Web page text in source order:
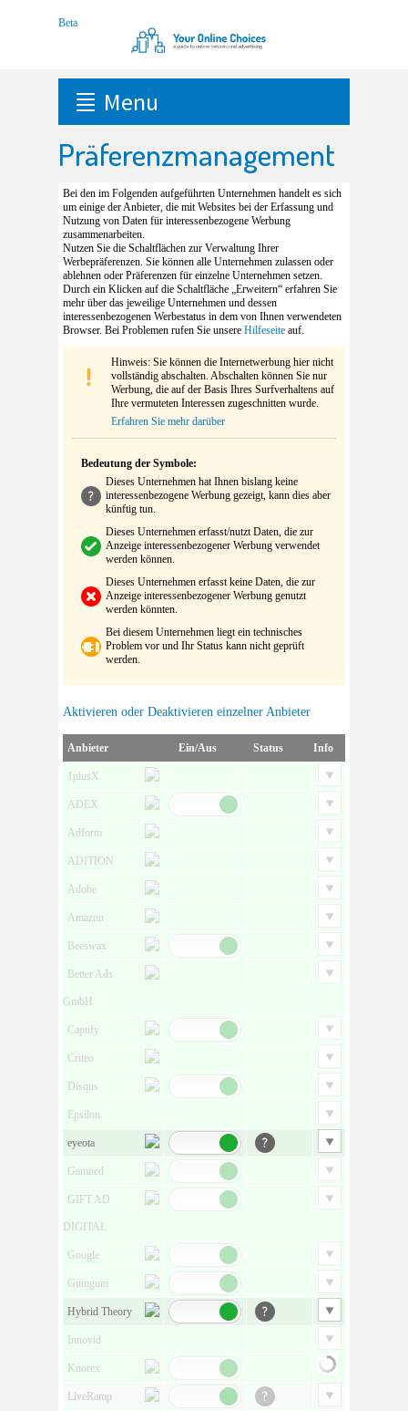
Menu
Präferenzmanagement
Bei den im Folgenden aufgeführten Unternehmen handelt es sich
um einige der Anbieter, die mit Websites bei der Erfassung und
Nutzung von Daten für interessenbezogene Werbung
zusammenarbeiten.
Nutzen Sie die Schaltflächen zur Verwaltung Ihrer
Werbepräferenzen. Sie können alle Unternehmen zulassen oder
ablehnen oder Präferenzen für einzelne Unternehmen setzen.
Durch ein Klicken auf die Schaltfläche „Erweitern“ erfahren Sie
mehr über das jeweilige Unternehmen und dessen
interessenbezogenen Werbestatus in dem von Ihnen verwendeten
Browser. Bei Problemen rufen Sie unsere Hilfeseite auf.
Hinweis: Sie können die Internetwerbung hier nicht
vollständig abschalten. Abschalten können Sie nur
Werbung, die auf der Basis Ihres Surfverhaltens auf
Ihre vermuteten Interessen zugeschnitten wurde.
Erfahren Sie mehr darüber
Bedeutung der Symbole:
Dieses Unternehmen hat Ihnen bislang keine
interessenbezogene Werbung gezeigt, kann dies aber
künftig tun.
Dieses Unternehmen erfasst/nutzt Daten, die zur
Anzeige interessenbezogener Werbung verwendet
werden können.
Dieses Unternehmen erfasst keine Daten, die zur
Anzeige interessenbezogener Werbung genutzt
werden könnten.
Bei diesem Unternehmen liegt ein technisches
Problem vor und Ihr Status kann nicht geprüft
werden.